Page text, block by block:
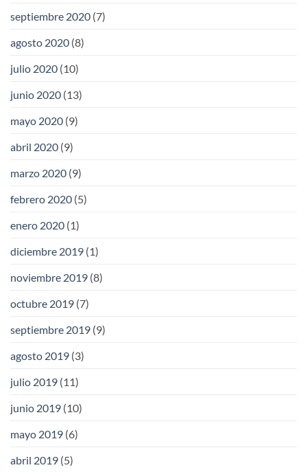
septiembre 2020 (7)
agosto 2020 (8)
julio 2020 (10)
junio 2020 (13)
mayo 2020 (9)
abril 2020 (9)
marzo 2020 (9)
febrero 2020 (5)
enero 2020 (1)
diciembre 2019 (1)
noviembre 2019 (8)
octubre 2019 (7)
septiembre 2019 (9)
agosto 2019 (3)
julio 2019 (11)
junio 2019 (10)
mayo 2019 (6)
abril 2019 (5)